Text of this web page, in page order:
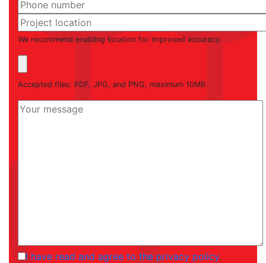
We recommend enabling location for improved accuracy.
Accepted files: PDF, JPG, and PNG, maximum 10MB
I have read and agree to the privacy policy.